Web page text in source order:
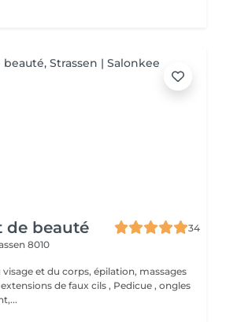
beauté
34
8010
et du corps, épilation, massages
de faux cils , Pedicue , ongles